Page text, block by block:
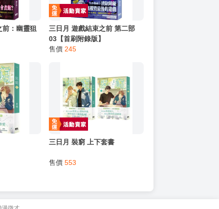
：幽靈狙
三日月 遊戲結束之前 第二部
03【首刷附錄版】